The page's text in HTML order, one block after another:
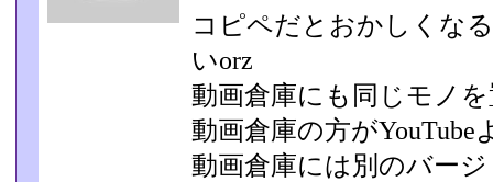
コピペだとおかしくな
いorz
動画倉庫にも同じモノ
動画倉庫の方が
動画倉庫には別のバー